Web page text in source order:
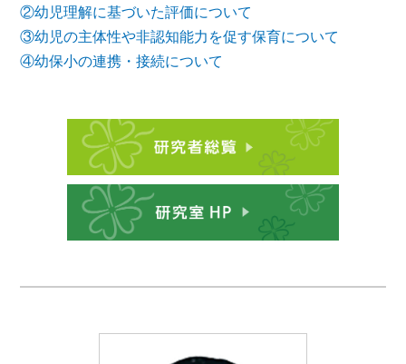
②幼児理解に基づいた評価について
③幼児の主体性や非認知能力を促す保育について
④幼保小の連携・接続について